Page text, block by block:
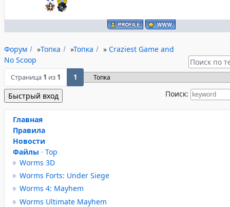
Форум »Топка »Топка » Craziest Game and
No Scoop
Страница 1 из 1 1
Поиск:
Главная
Правила
Новости
Файлы · Top
Worms 3D
Worms Forts: Under Siege
Worms 4: Mayhem
Worms Ultimate Mayhem